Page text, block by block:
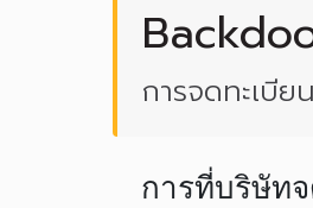
การจดทะเบีย
การที่บริษัท